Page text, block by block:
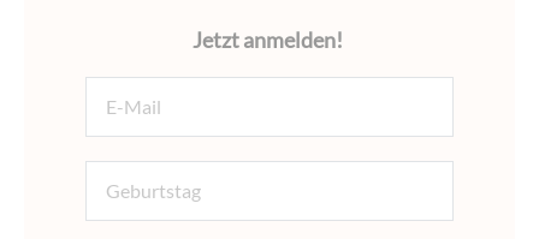
Jetzt anmelden!